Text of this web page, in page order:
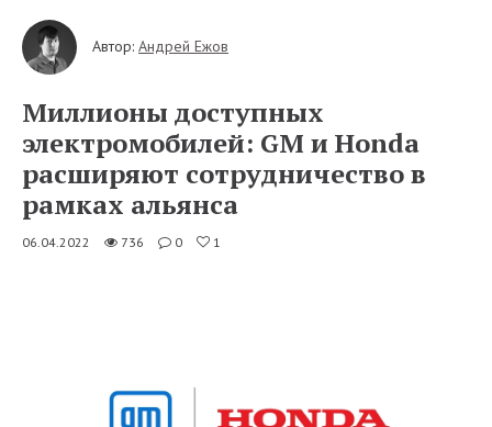
Автор: Андрей Ежов
Миллионы доступных
электромобилей: GM и Honda
расширяют сотрудничество в
рамках альянса
06.04.2022 736 0 1